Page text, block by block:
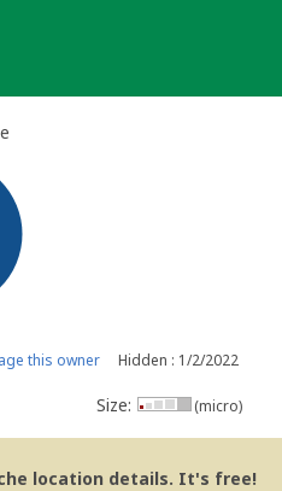
this owner Hidden : 1/2/2022
Size: (micro)
location details. It's free!